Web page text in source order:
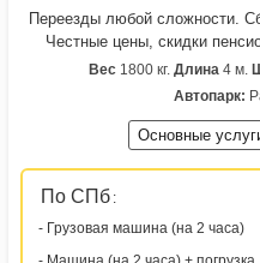
Переезды любой сложности.
Честные цены, скидки
Вес 1800 кг. Длина 4 м.
Автопарк:
Основные
По СПб :
- Грузовая машина (на 2 часа)